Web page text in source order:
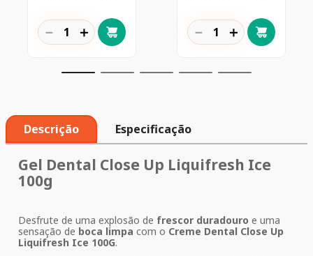
＋
－ ＋
－
Descrição Especificação
Gel Dental Close Up Liquifresh Ice
100g
Desfrute de uma explosão de frescor duradouro e uma
sensação de boca limpa com o Creme Dental Close Up
Liquifresh Ice 100G.